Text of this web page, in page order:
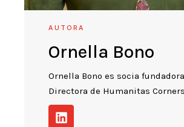
AUTORA
Ornella Bono
Ornella Bono es socia
Directora de Humanitas